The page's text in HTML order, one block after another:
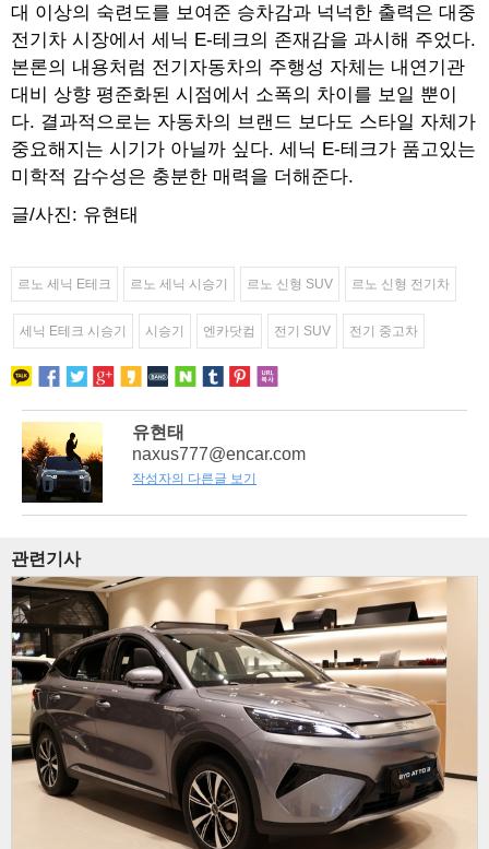
대 이상의 숙련도를 보여준 승차감과 넉넉한 출력은 대중
전기차 시장에서 세닉 E-테크의 존재감을 과시해 주었다.
본론의 내용처럼 전기자동차의 주행성 자체는 내연기관
대비 상향 평준화된 시점에서 소폭의 차이를 보일 뿐이
다. 결과적으로는 자동차의 브랜드 보다도 스타일 자체가
중요해지는 시기가 아닐까 싶다. 세닉 E-테크가 품고있는
미학적 감수성은 충분한 매력을 더해준다.
글/사진: 유현태
르노 세닉 E테크 르노 세닉 시승기 르노 신형 SUV 르노 신형 전기차
세닉 E테크 시승기 시승기 엔카닷컴 전기 SUV 전기 중고차
유현태
naxus777@encar.com
작성자의 다른글 보기
관련기사